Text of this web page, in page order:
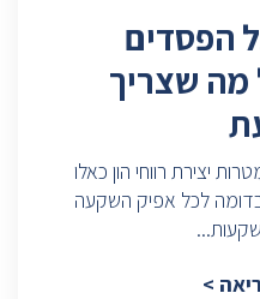
הפסדים
מה שצריך
יצירת רווחי הון כאלו
לכל אפיק השקעה
>